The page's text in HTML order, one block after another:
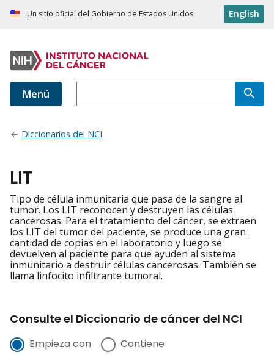
Un sitio oficial del Gobierno de Estados Unidos English
Menú
Diccionarios del NCI
LIT
Tipo de célula inmunitaria que pasa de la sangre al
tumor. Los LIT reconocen y destruyen las células
cancerosas. Para el tratamiento del cáncer, se extraen
los LIT del tumor del paciente, se produce una gran
cantidad de copias en el laboratorio y luego se
devuelven al paciente para que ayuden al sistema
inmunitario a destruir células cancerosas. También se
llama linfocito infiltrante tumoral.
Consulte el Diccionario de cáncer del NCI
Empieza con Contiene